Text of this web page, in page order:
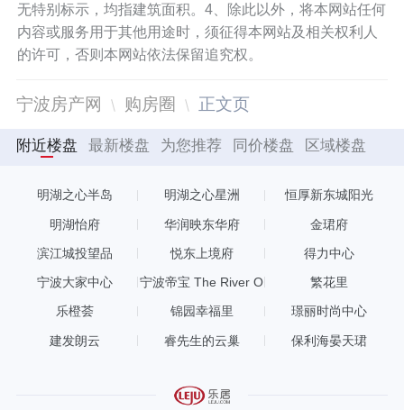
无特别标示，均指建筑面积。4、除此以外，将本网站任何
内容或服务用于其他用途时，须征得本网站及相关权利人
的许可，否则本网站依法保留追究权。
宁波房产网 购房圈 正文页
附近楼盘 最新楼盘 为您推荐 同价楼盘 区域楼盘
明湖之心半岛 明湖之心星洲 恒厚新东城阳光
明湖怡府 华润映东华府 金珺府
滨江城投望品 悦东上境府 得力中心
宁波大家中心
宁波帝宝 The River O
繁花里
乐橙荟 锦园幸福里 璟丽时尚中心
建发朗云 睿先生的云巢 保利海晏天珺